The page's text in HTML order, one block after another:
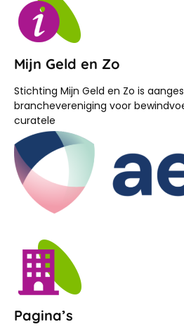
Mijn Geld en Zo
Stichting Mijn Geld en Zo is
branchevereniging voor
curatele
Pagina’s